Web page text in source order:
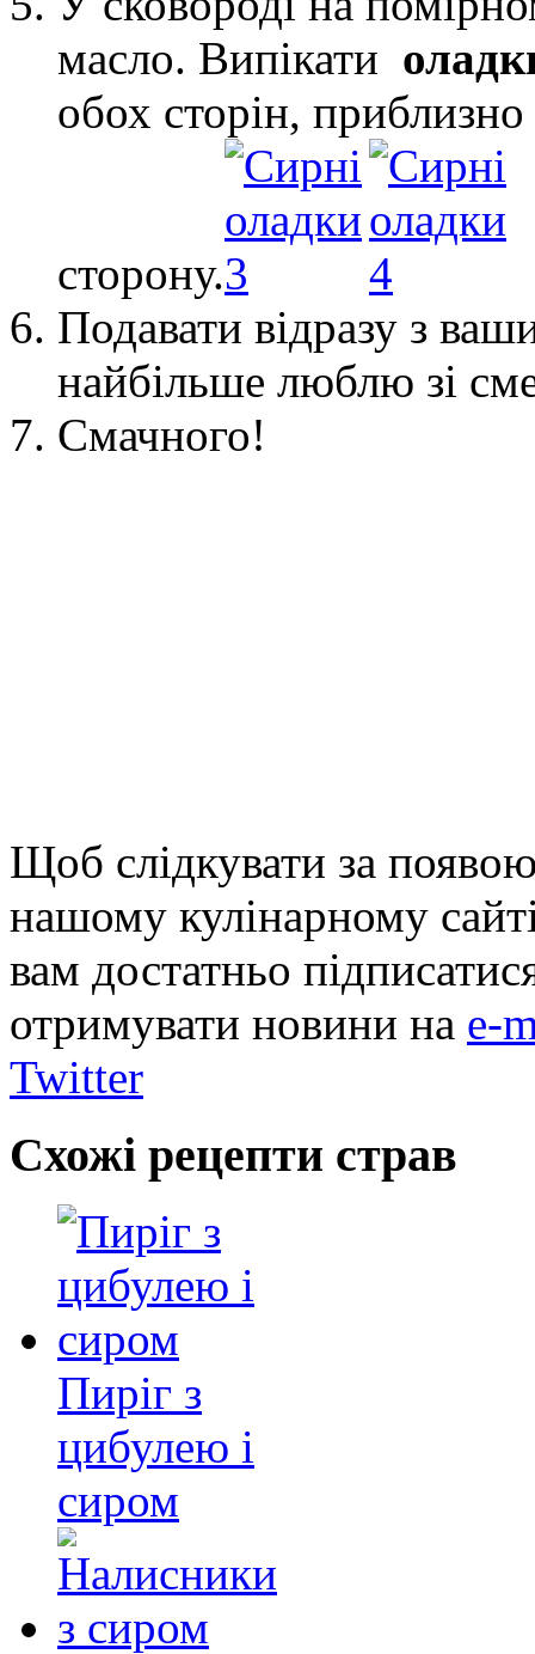
масло. Випікати
обох сторін,
сторону.
Подавати відразу з
найбільше люблю зі
Смачного!
Щоб слідкувати за
нашому кулінарному
вам достатньо
отримувати новини на e-
Twitter
Схожі рецепти страв
Пиріг з
цибулею і
сиром